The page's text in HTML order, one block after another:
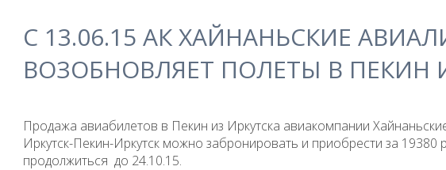
С 13.06.15 АК ХАЙНАНЬСКИЕ
ВОЗОБНОВЛЯЕТ ПОЛЕТЫ В ПЕКИН
Продажа авиабилетов в Пекин из Иркутска авиакомпании
Иркутск-Пекин-Иркутск можно забронировать и приобрести за 19380
продолжиться до 24.10.15.